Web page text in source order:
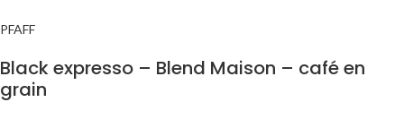
PFAFF
Black expresso – Blend Maison – café en
grain